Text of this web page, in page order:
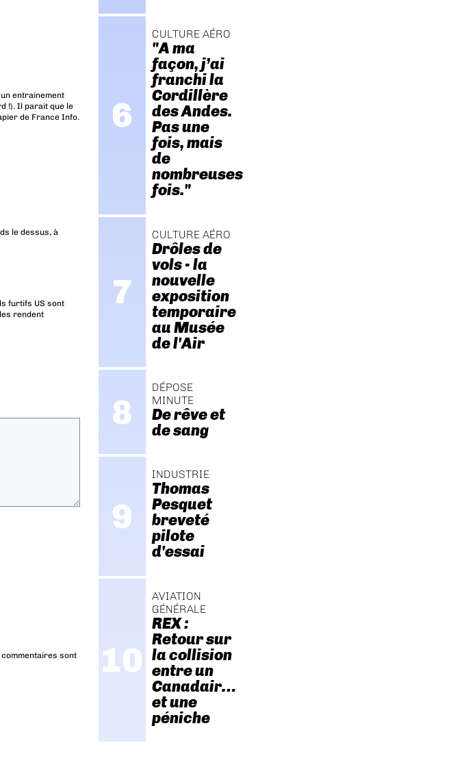
entrainement
!). Il parait que le
de France Info.
le dessus, à
furtifs US sont
rendent
sont
CULTURE AÉRO
"A ma
façon, j’ai
franchi la
Cordillère
des Andes.
Pas une
fois, mais
de
nombreuses
fois."
CULTURE AÉRO
Drôles de
vols - la
nouvelle
exposition
temporaire
au Musée
de l'Air
DÉPOSE
MINUTE
De rêve et
de sang
INDUSTRIE
Thomas
Pesquet
breveté
pilote
d'essai
AVIATION
GÉNÉRALE
REX :
Retour sur
la collision
entre un
Canadair…
et une
péniche